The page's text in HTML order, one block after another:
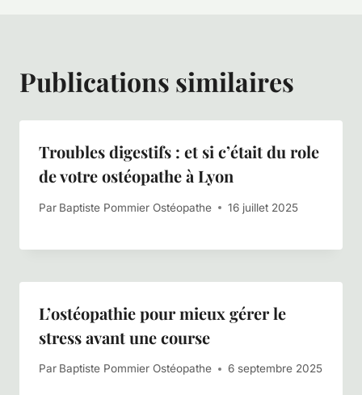
Publications similaires
Troubles digestifs : et si c’était du role
de votre ostéopathe à Lyon
Par Baptiste Pommier Ostéopathe 16 juillet 2025
L’ostéopathie pour mieux gérer le
stress avant une course
Par Baptiste Pommier Ostéopathe 6 septembre 2025